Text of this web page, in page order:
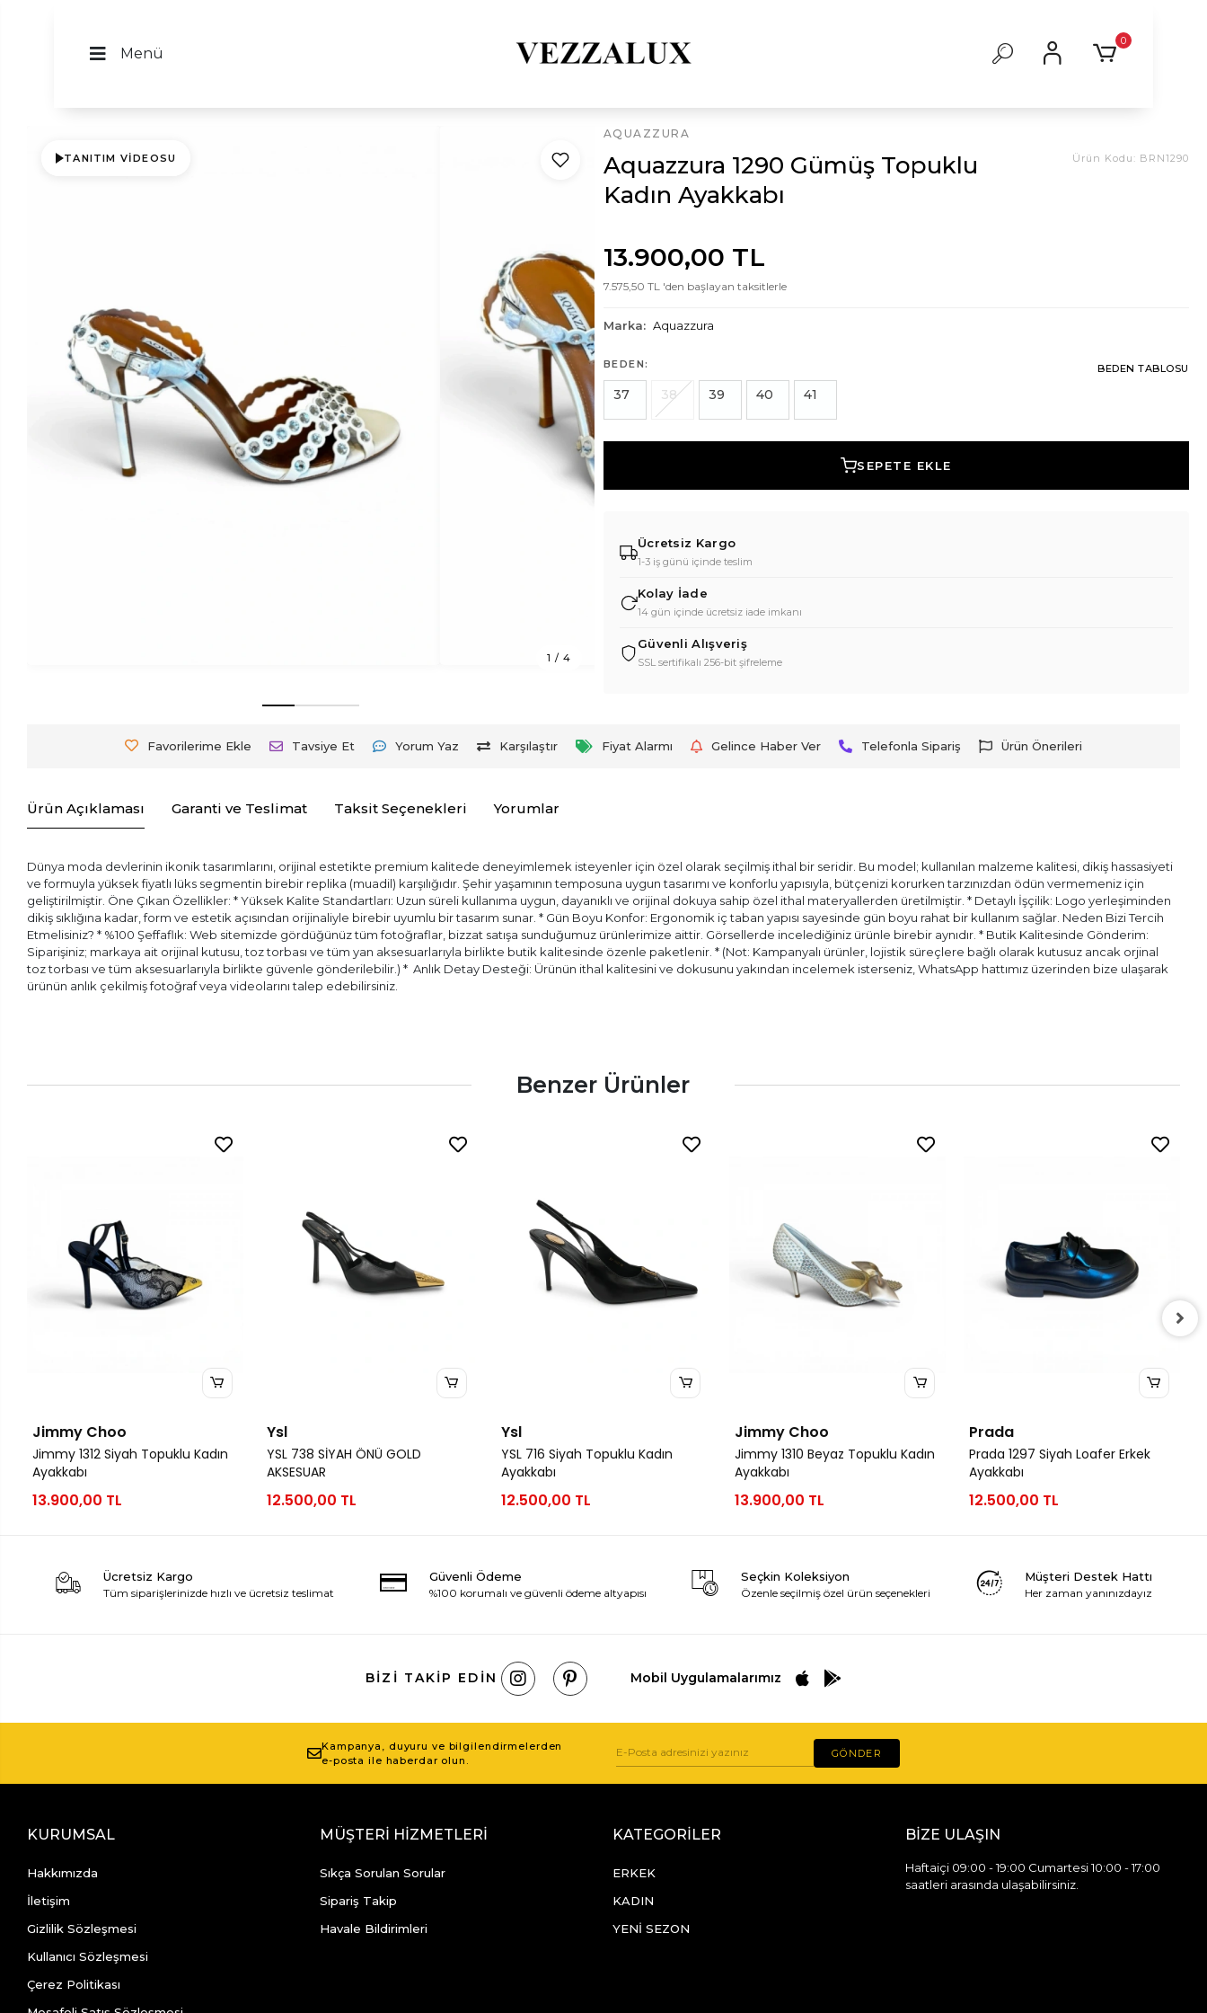
Menü
0
TANITIM VIDEOSU
1 / 4
AQUAZZURA
Aquazzura 1290 Gümüş Topuklu
Kadın Ayakkabı
Ürün Kodu: BRN1290
13.900,00 TL
7.575,50 TL 'den başlayan taksitlerle
Marka: Aquazzura
BEDEN: BEDEN TABLOSU
37 38 39 40 41
SEPETE EKLE
Ücretsiz Kargo
1-3 iş günü içinde teslim
Kolay İade
14 gün içinde ücretsiz iade imkanı
Güvenli Alışveriş
SSL sertifikalı 256-bit şifreleme
Favorilerime Ekle Tavsiye Et Yorum Yaz Karşılaştır Fiyat Alarmı Gelince Haber Ver Telefonla Sipariş Ürün Önerileri
Ürün Açıklaması Garanti ve Teslimat Taksit Seçenekleri Yorumlar
Dünya moda devlerinin ikonik tasarımlarını, orijinal estetikte premium kalitede deneyimlemek isteyenler için özel olarak seçilmiş ithal bir seridir. Bu model; kullanılan malzeme kalitesi, dikiş hassasiyeti
ve formuyla yüksek fiyatlı lüks segmentin birebir replika (muadil) karşılığıdır. Şehir yaşamının temposuna uygun tasarımı ve konforlu yapısıyla, bütçenizi korurken tarzınızdan ödün vermemeniz için
geliştirilmiştir. Öne Çıkan Özellikler: * Yüksek Kalite Standartları: Uzun süreli kullanıma uygun, dayanıklı ve orijinal dokuya sahip özel ithal materyallerden üretilmiştir. * Detaylı İşçilik: Logo yerleşiminden
dikiş sıklığına kadar, form ve estetik açısından orijinaliyle birebir uyumlu bir tasarım sunar. * Gün Boyu Konfor: Ergonomik iç taban yapısı sayesinde gün boyu rahat bir kullanım sağlar. Neden Bizi Tercih
Etmelisiniz? * %100 Şeffaflık: Web sitemizde gördüğünüz tüm fotoğraflar, bizzat satışa sunduğumuz ürünlerimize aittir. Görsellerde incelediğiniz ürünle birebir aynıdır. * Butik Kalitesinde Gönderim:
Siparişiniz; markaya ait orijinal kutusu, toz torbası ve tüm yan aksesuarlarıyla birlikte butik kalitesinde özenle paketlenir. * (Not: Kampanyalı ürünler, lojistik süreçlere bağlı olarak kutusuz ancak orjinal
toz torbası ve tüm aksesuarlarıyla birlikte güvenle gönderilebilir.) * ⁠ Anlık Detay Desteği: Ürünün ithal kalitesini ve dokusunu yakından incelemek isterseniz, WhatsApp hattımız üzerinden bize ulaşarak
ürünün anlık çekilmiş fotoğraf veya videolarını talep edebilirsiniz.
Benzer Ürünler
Jimmy Choo
Jimmy 1312 Siyah Topuklu Kadın
Ayakkabı
13.900,00 TL
Ysl
YSL 738 SİYAH ÖNÜ GOLD
AKSESUAR
12.500,00 TL
Ysl
YSL 716 Siyah Topuklu Kadın
Ayakkabı
12.500,00 TL
Jimmy Choo
Jimmy 1310 Beyaz Topuklu Kadın
Ayakkabı
13.900,00 TL
Prada
Prada 1297 Siyah Loafer Erkek
Ayakkabı
12.500,00 TL
Ücretsiz Kargo
Tüm siparişlerinizde hızlı ve ücretsiz teslimat
Güvenli Ödeme
%100 korumalı ve güvenli ödeme altyapısı
Seçkin Koleksiyon
Özenle seçilmiş özel ürün seçenekleri
Müşteri Destek Hattı
Her zaman yanınızdayız
BIZI TAKIP EDIN Mobil Uygulamalarımız
Kampanya, duyuru ve bilgilendirmelerden
e-posta ile haberdar olun.
GÖNDER
KURUMSAL
Hakkımızda
İletişim
Gizlilik Sözleşmesi
Kullanıcı Sözleşmesi
Çerez Politikası
MÜŞTERİ HİZMETLERİ
Sıkça Sorulan Sorular
Sipariş Takip
Havale Bildirimleri
KATEGORİLER
ERKEK
KADIN
YENİ SEZON
BİZE ULAŞIN
Haftaiçi 09:00 - 19:00 Cumartesi 10:00 - 17:00
saatleri arasında ulaşabilirsiniz.